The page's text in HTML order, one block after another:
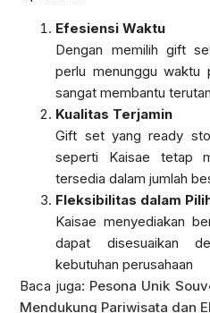
Efesiensi Waktu
Dengan memilih gift
perlu menunggu waktu
sangat membantu
Kualitas Terjamin
Gift set yang ready
seperti Kaisae tetap
tersedia dalam jumlah
Fleksibilitas dalam
Kaisae menyediakan
dapat disesuaikan
kebutuhan perusahaan
Baca juga: Pesona Unik
Mendukung Pariwisata dan